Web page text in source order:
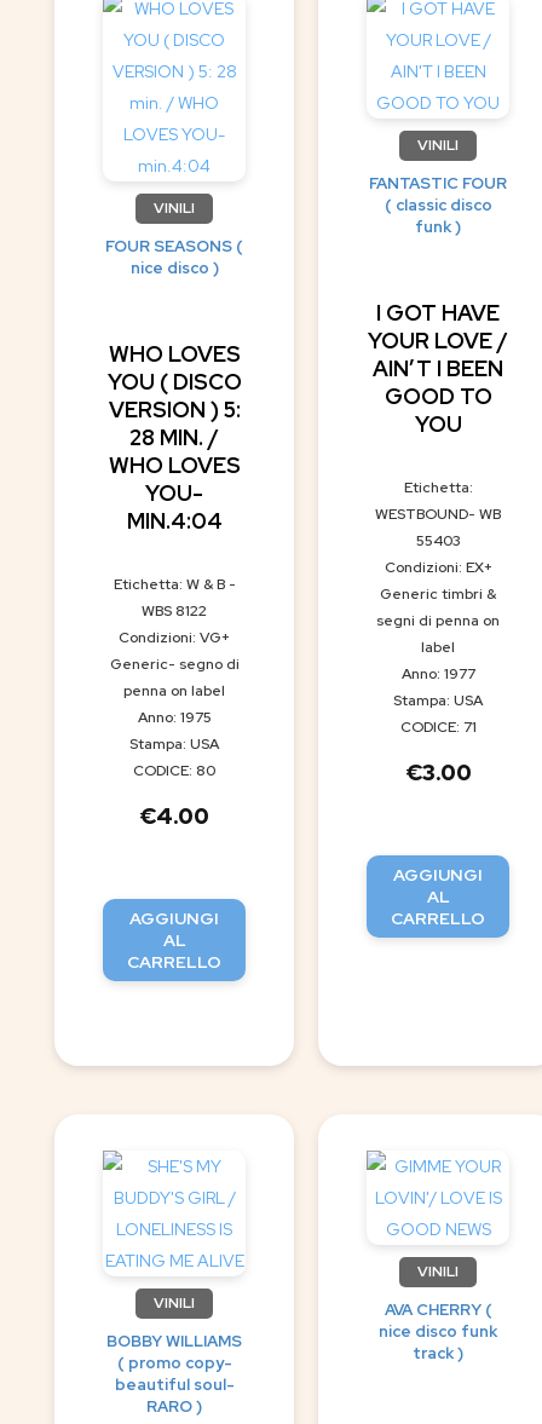
VINILI
FOUR SEASONS (
nice disco )
WHO LOVES
YOU ( DISCO
VERSION ) 5:
28 MIN. /
WHO LOVES
YOU-
MIN.4:04
Etichetta: W & B -
WBS 8122
Condizioni: VG+
Generic- segno di
penna on label
Anno: 1975
Stampa: USA
CODICE: 80
€4.00
AGGIUNGI
AL
CARRELLO
VINILI
FANTASTIC FOUR
( classic disco
funk )
I GOT HAVE
YOUR LOVE /
AIN’T I BEEN
GOOD TO
YOU
Etichetta:
WESTBOUND- WB
55403
Condizioni: EX+
Generic timbri &
segni di penna on
label
Anno: 1977
Stampa: USA
CODICE: 71
€3.00
AGGIUNGI
AL
CARRELLO
VINILI
BOBBY WILLIAMS
( promo copy-
beautiful soul-
RARO )
VINILI
AVA CHERRY (
nice disco funk
track )